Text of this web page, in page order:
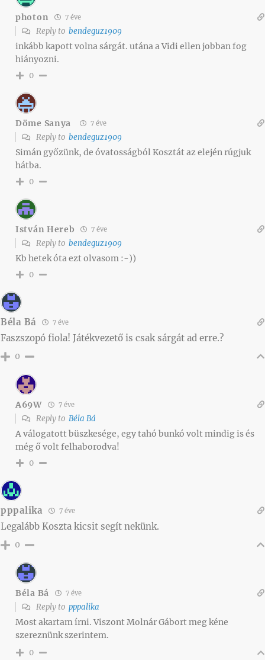
photon 7 éve
Reply to bendeguz1909
inkább kapott volna sárgát. utána a Vidi ellen jobban fog
hiányozni.
0
Döme Sanya 7 éve
Reply to bendeguz1909
Simán győzünk, de óvatosságból Kosztát az elején rúgjuk
hátba.
0
István Hereb 7 éve
Reply to bendeguz1909
Kb hetek óta ezt olvasom :-))
0
Béla Bá 7 éve
Faszszopó fiola! Játékvezető is csak sárgát ad erre.?
0
A69W 7 éve
Reply to Béla Bá
A válogatott büszkesége, egy tahó bunkó volt mindig is és
még ő volt felhaborodva!
0
pppalika 7 éve
Legalább Koszta kicsit segít nekünk.
0
Béla Bá 7 éve
Reply to pppalika
Most akartam írni. Viszont Molnár Gábort meg kéne
szereznünk szerintem.
0